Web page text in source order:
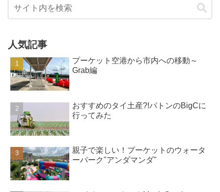
人気記事
プーケット空港から市内への移動～
Grab編
おすすめのタイ土産?!パトンのBigCに
行ってみた
親子で楽しい！プーケットのウォータ
ーパーク"アンダマンダ"